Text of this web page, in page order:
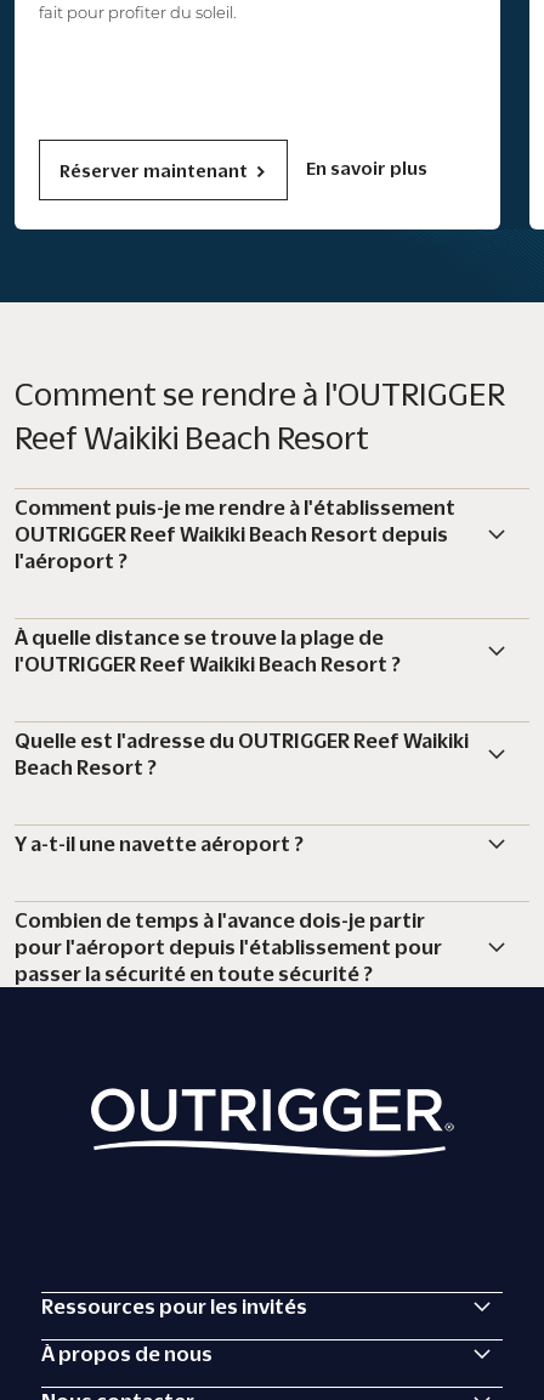
fait pour profiter du soleil.
Réserver maintenant En savoir plus
Comment se rendre à l'OUTRIGGER
Reef Waikiki Beach Resort
Comment puis-je me rendre à l'établissement
OUTRIGGER Reef Waikiki Beach Resort depuis
l'aéroport ?
À quelle distance se trouve la plage de
l'OUTRIGGER Reef Waikiki Beach Resort ?
Quelle est l'adresse du OUTRIGGER Reef Waikiki
Beach Resort ?
Y a-t-il une navette aéroport ?
Combien de temps à l'avance dois-je partir
pour l'aéroport depuis l'établissement pour
passer la sécurité en toute sécurité ?
Ressources pour les invités
À propos de nous